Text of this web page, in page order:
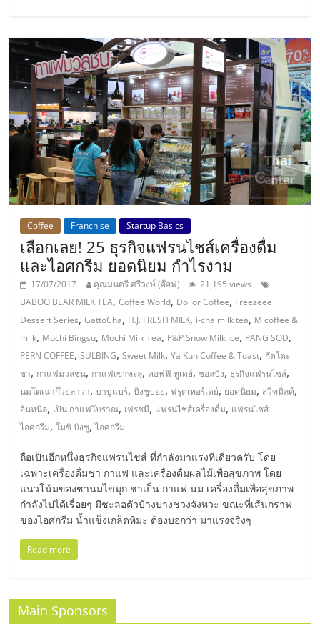
ไชส์,
ที่
ปรึกษา
แฟ
รน
ไชส์,
รวม
แฟ
รน
ไชส์
ขาย
แฟ
รน
ไชส์
แฟ
Coffee Franchise Startup Basics
เลือกเลย! 25 ธุรกิจแฟรนไชส์เครื่องดื่ม
และไอศกรีม ยอดนิยม กำไรงาม
17/07/2017 คุณมนตรี ศรีวงษ์ (อ๊อฟ)
21,195 views
BABOO BEAR MILK TEA,Coffee World, Doilor Coffee, Freezeee
Dessert Series,GattoCha, H.J. FRESH MILK, i-cha milk tea, M coffee &
milk, Mochi Bingsu, Mochi Milk Tea, P&P Snow Milk Ice, PANG SOD,
PERN COFFEE,SULBING,Sweet Milk,Ya Kun Coffee & Toast, กัตโตะ
ชา, กาแฟมวลชน, กาแฟเขาทะลุ, คอฟฟี่ ทูเดย์,ซอลบิง, ธุรกิจแฟรนไชส์,
นมโตเฉาก๊วยลาวา,บาบูแบร์,บิงซูบอย, ฟรุตเทอร์เดย์, ยอดนิยม, สวีทมิลค์,
อินทนิล, เปิ่น กาแฟโบราณ, เฟรชมี, แฟรนไชส์เครื่องดื่ม, แฟรนไชส์
ไอศกรีม,โมชิ บิงซู,ไอศกรีม
ถือเป็นอีกหนึ่งธุรกิจแฟรนไชส์ ที่กำลังมาแรงทีเดียวครับ โดย
เฉพาะเครื่องดื่มชา กาแฟ และเครื่องดื่มผลไม้เพื่อสุขภาพ โดย
แนวโน้มของชานมไข่มุก ชาเย็น กาแฟ นม เครื่องดื่มเพื่อสุขภาพ
กำลังไปได้เรื่อยๆ มีชะลอตัวบ้างบางช่วงจังหวะ ขณะที่เส้นกราฟ
ของไอศกรีม น้ำแข็งเกล็ดหิมะ ต้องบอกว่า มาแรงจริงๆ
Read more
Main Sponsors